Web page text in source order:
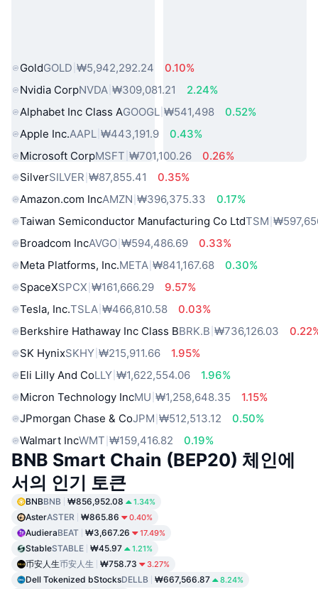
GoldGOLD ₩5,942,292.24
0.10%
Nvidia CorpNVDA ₩309,081.21
2.24%
Alphabet Inc Class AGOOGL ₩541,498
0.52%
Apple Inc.AAPL ₩443,191.9
0.43%
Microsoft CorpMSFT ₩701,100.26
0.26%
SilverSILVER ₩87,855.41
0.35%
Amazon.com IncAMZN ₩396,375.33
0.17%
Taiwan Semiconductor Manufacturing Co LtdTSM
Broadcom IncAVGO ₩594,486.69
0.33%
Meta Platforms, Inc.META ₩841,167.68
0.30%
SpaceXSPCX ₩161,666.29
9.57%
Tesla, Inc.TSLA ₩466,810.58
0.03%
Berkshire Hathaway Inc Class BBRK.B ₩736,126.03
SK HynixSKHY ₩215,911.66
1.95%
Eli Lilly And CoLLY ₩1,622,554.06
1.96%
Micron Technology IncMU ₩1,258,648.35
1.15%
JPmorgan Chase & CoJPM ₩512,513.12
0.50%
Walmart IncWMT ₩159,416.82 0.19%
BNB Smart Chain (BEP20) 체인에
서의 인기 토큰
BNBBNB ₩856,952.08 1.34%
AsterASTER ₩865.86 0.40%
AudieraBEAT ₩3,667.26 17.49%
StableSTABLE ₩45.97 1.21%
币安人生币安人生 ₩758.73 3.27%
Dell Tokenized bStocksDELLB ₩667,566.87 8.24%